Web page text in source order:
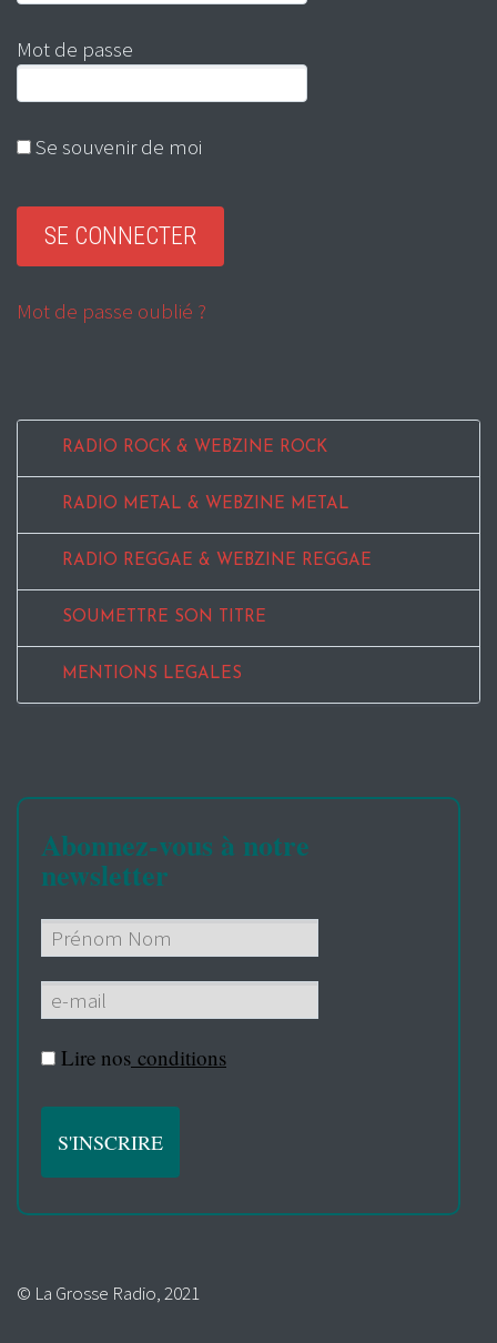
Mot de passe
Se souvenir de moi
Mot de passe oublié ?
RADIO ROCK & WEBZINE ROCK
RADIO METAL & WEBZINE METAL
RADIO REGGAE & WEBZINE REGGAE
SOUMETTRE SON TITRE
MENTIONS LEGALES
Abonnez-vous à notre
newsletter
Lire nos conditions
© La Grosse Radio, 2021